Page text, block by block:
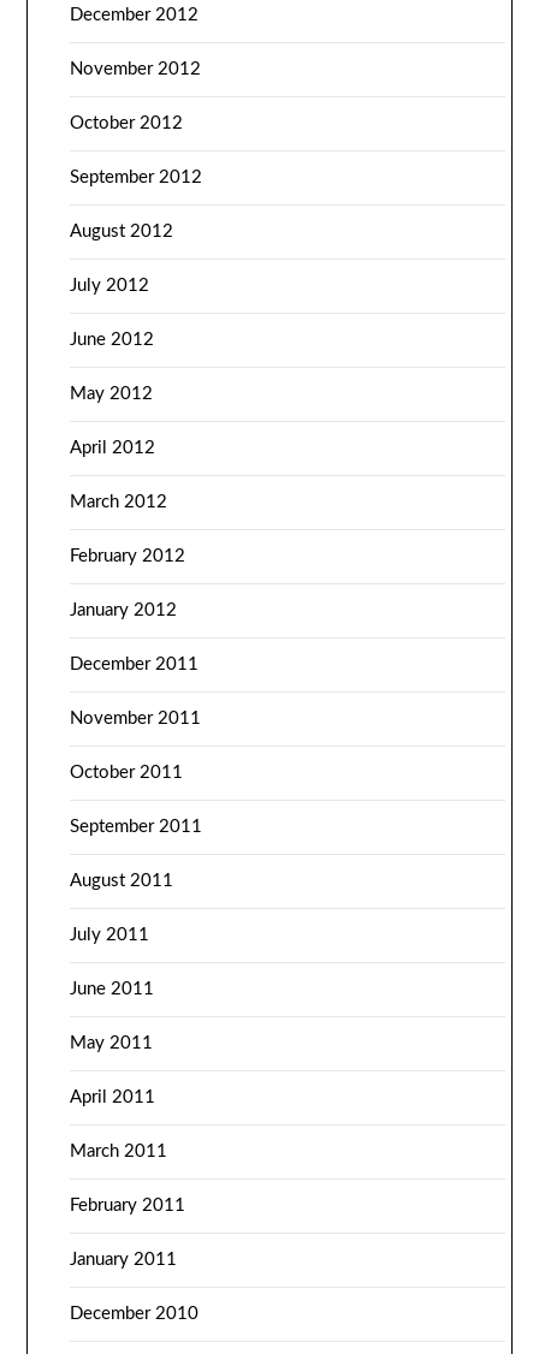
December 2012
November 2012
October 2012
September 2012
August 2012
July 2012
June 2012
May 2012
April 2012
March 2012
February 2012
January 2012
December 2011
November 2011
October 2011
September 2011
August 2011
July 2011
June 2011
May 2011
April 2011
March 2011
February 2011
January 2011
December 2010